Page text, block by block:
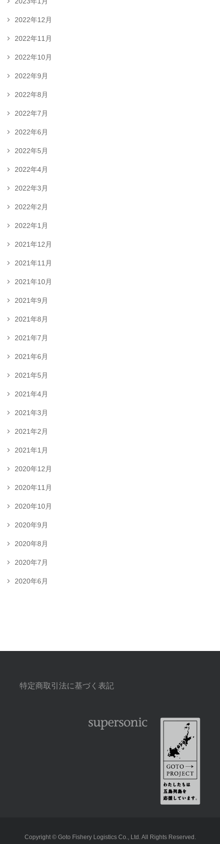
2022年12月
2022年11月
2022年10月
2022年9月
2022年8月
2022年7月
2022年6月
2022年5月
2022年4月
2022年3月
2022年2月
2022年1月
2021年12月
2021年11月
2021年10月
2021年9月
2021年8月
2021年7月
2021年6月
2021年5月
2021年4月
2021年3月
2021年2月
2021年1月
2020年12月
2020年11月
2020年10月
2020年9月
2020年8月
2020年7月
2020年6月
特定商取引法に基づく表記
Copyright © Goto Fishery Logistics Co., Ltd. All Rights Reserved.